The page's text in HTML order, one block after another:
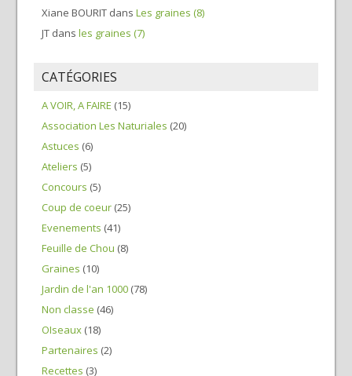
Xiane BOURITdans Les graines (8)
JTdans les graines (7)
CATÉGORIES
A VOIR, A FAIRE (15)
Association Les Naturiales (20)
Astuces (6)
Ateliers (5)
Concours (5)
Coup de coeur(25)
Evenements (41)
Feuille de Chou (8)
Graines (10)
Jardin de l'an 1000(78)
Non classe (46)
OIseaux(18)
Partenaires (2)
Recettes (3)